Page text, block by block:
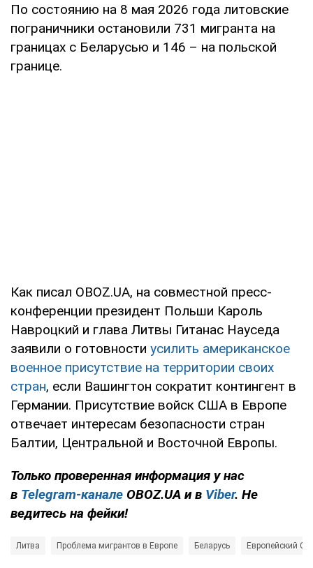
По состоянию на 8 мая 2026 года литовские
пограничники остановили 731 мигранта на
границах с Беларусью и 146 – на польской
границе.
Как писал OBOZ.UA, на совместной пресс-
конференции президент Польши Кароль
Навроцкий и глава Литвы Гитанас Науседа
заявили о готовности усилить американское
военное присутствие на территории своих
стран, если Вашингтон сократит контингент в
Германии. Присутствие войск США в Европе
отвечает интересам безопасности стран
Балтии, Центральной и Восточной Европы.
Только проверенная информация у нас
в Telegram-канале OBOZ.UA и в Viber. Не
ведитесь на фейки!
Литва Проблема мигрантов в Европе Беларусь Европейский